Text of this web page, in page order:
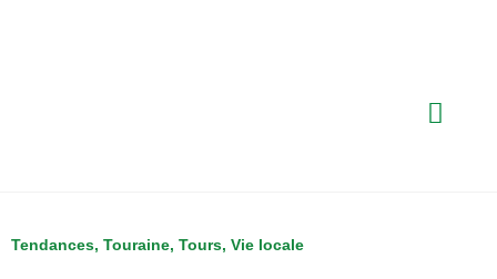
Tendances, Touraine, Tours, Vie locale